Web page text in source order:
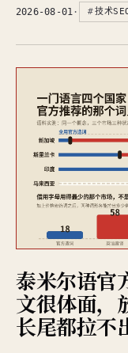
2026-08-01 · 技术
泰米尔语官
文很体面，
长尾都拉不